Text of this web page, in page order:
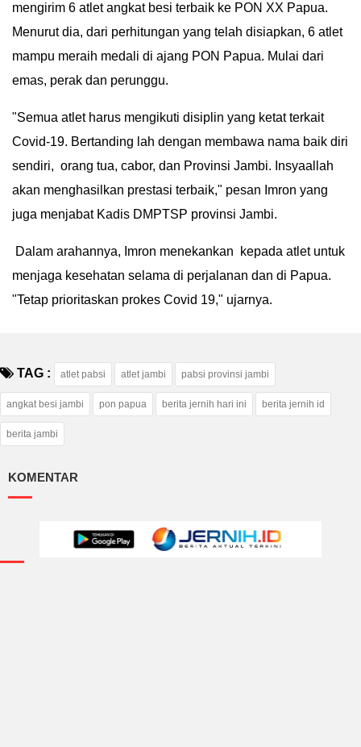
IN
DEPTH
OPINI
ADVERTORIAL
INDEKS
mengirim 6 atlet angkat besi terbaik ke PON XX Papua.
Menurut dia, dari perhitungan yang telah disiapkan, 6 atlet
mampu meraih medali di ajang PON Papua. Mulai dari
emas, perak dan perunggu.
"Semua atlet harus mengikuti disiplin yang ketat terkait
Covid-19. Bertanding lah dengan membawa nama baik diri
sendiri, orang tua, cabor, dan Provinsi Jambi. Insyaallah
akan menghasilkan prestasi terbaik," pesan Imron yang
juga menjabat Kadis DMPTSP provinsi Jambi.
Dalam arahannya, Imron menekankan kepada atlet untuk
menjaga kesehatan selama di perjalanan dan di Papua.
"Tetap prioritaskan prokes Covid 19," ujarnya.
TAG : atlet pabsi atlet jambi pabsi provinsi jambi
angkat besi jambi pon papua berita jernih hari ini berita jernih id
berita jambi
KOMENTAR